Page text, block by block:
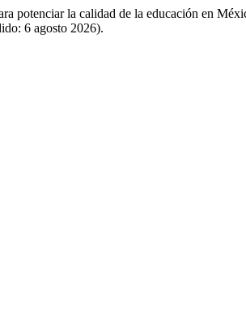
potenciar la calidad de la educación en
6 agosto 2026).